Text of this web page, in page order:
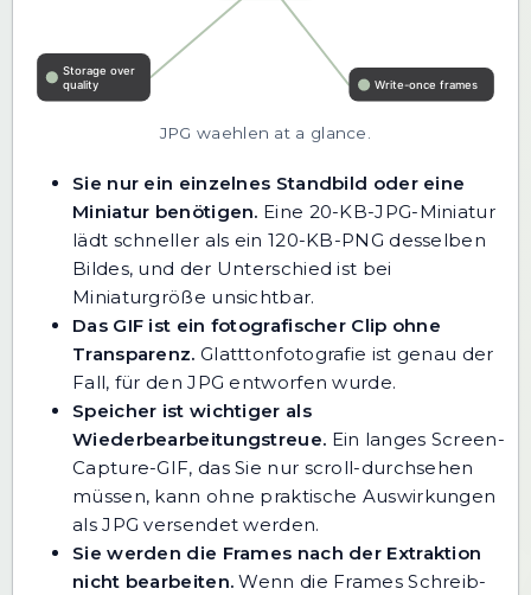
JPG waehlen at a glance.
Sie nur ein einzelnes Standbild oder eine
Miniatur benötigen. Eine 20-KB-JPG-Miniatur
lädt schneller als ein 120-KB-PNG desselben
Bildes, und der Unterschied ist bei
Miniaturgröße unsichtbar.
Das GIF ist ein fotografischer Clip ohne
Transparenz. Glatttonfotografie ist genau der
Fall, für den JPG entworfen wurde.
Speicher ist wichtiger als
Wiederbearbeitungstreue. Ein langes Screen-
Capture-GIF, das Sie nur scroll-durchsehen
müssen, kann ohne praktische Auswirkungen
als JPG versendet werden.
Sie werden die Frames nach der Extraktion
nicht bearbeiten. Wenn die Frames Schreib-